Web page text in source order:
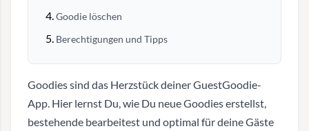
Goodie löschen
Berechtigungen und Tipps
Goodies sind das Herzstück deiner GuestGoodie-
App. Hier lernst Du, wie Du neue Goodies erstellst,
bestehende bearbeitest und optimal für deine Gäste